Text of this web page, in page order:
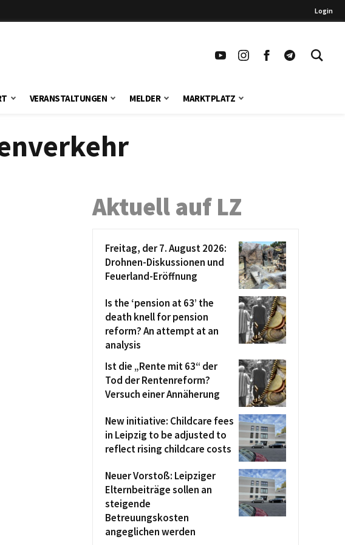
Login
VERANSTALTUNGEN MELDER MARKTPLATZ
Aktuell auf LZ
Freitag, der 7. August 2026:
Drohnen-Diskussionen und
Feuerland-Eröffnung
Is the ‘pension at 63’ the
death knell for pension
reform? An attempt at an
analysis
Ist die „Rente mit 63“ der
Tod der Rentenreform?
Versuch einer Annäherung
New initiative: Childcare fees
in Leipzig to be adjusted to
reflect rising childcare costs
Neuer Vorstoß: Leipziger
Elternbeiträge sollen an
steigende
Betreuungskosten
angeglichen werden